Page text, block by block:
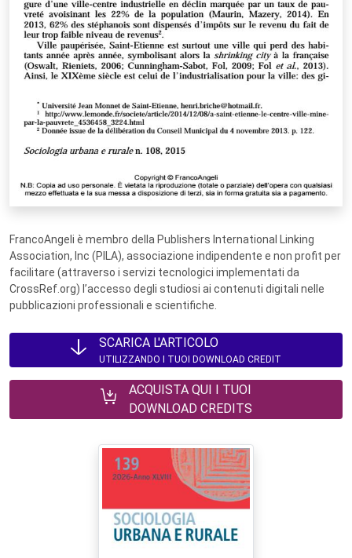
FrancoAngeli è membro della Publishers International Linking
Association, Inc (PILA), associazione indipendente e non profit per
facilitare (attraverso i servizi tecnologici implementati da
CrossRef.org) l’accesso degli studiosi ai contenuti digitali nelle
pubblicazioni professionali e scientifiche.
SCARICA L'ARTICOLO
UTILIZZANDO I TUOI DOWNLOAD CREDIT
ACQUISTA QUI I TUOI
DOWNLOAD CREDITS